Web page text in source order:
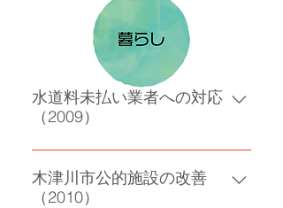
水道料未払い業者への対応
（2009）
改善要求・監査要求・市の損害回
避
木津川市公的施設の改善
（2010）